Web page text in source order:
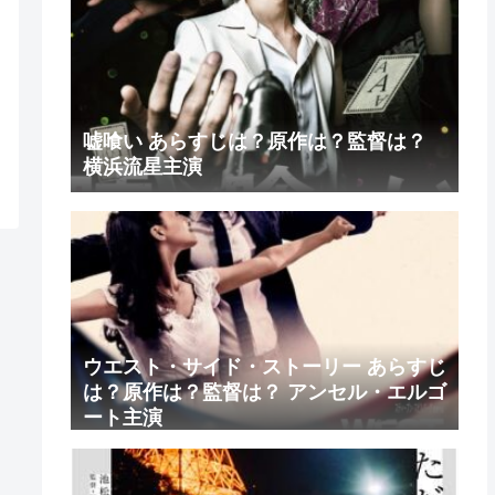
嘘喰い あらすじは？原作は？監督は？
横浜流星主演
ウエスト・サイド・ストーリー あらすじ
は？原作は？監督は？ アンセル・エルゴ
ート主演